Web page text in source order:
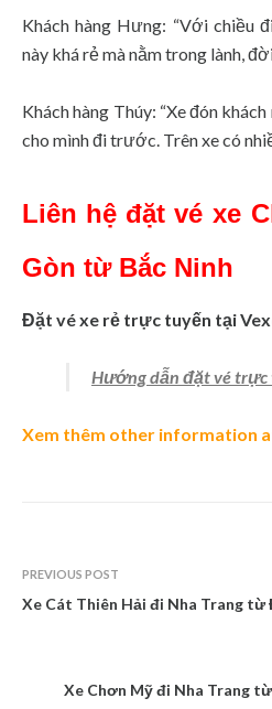
Khách hàng Hưng: “Với chiều
này khá rẻ mà nằm trong lành,
Khách hàng Thúy: “Xe đón
cho mình đi trước. Trên xe có
Liên hệ đặt vé xe
Gòn từ Bắc Ninh
Đặt vé xe rẻ trực tuyến tại
Hướng dẫn đặt vé trực
Xem thêm other information
PREVIOUS POST
Xe Cát Thiên Hải đi Nha Trang từ
Xe Chơn Mỹ đi Nha Trang